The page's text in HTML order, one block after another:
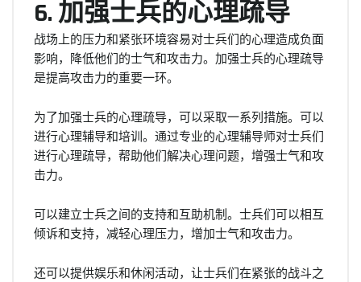
6. 加强士兵的心理疏导
战场上的压力和紧张环境容易对士兵们的心理造成负面
影响，降低他们的士气和攻击力。加强士兵的心理疏导
是提高攻击力的重要一环。
为了加强士兵的心理疏导，可以采取一系列措施。可以
进行心理辅导和培训。通过专业的心理辅导师对士兵们
进行心理疏导，帮助他们解决心理问题，增强士气和攻
击力。
可以建立士兵之间的支持和互助机制。士兵们可以相互
倾诉和支持，减轻心理压力，增加士气和攻击力。
还可以提供娱乐和休闲活动，让士兵们在紧张的战斗之